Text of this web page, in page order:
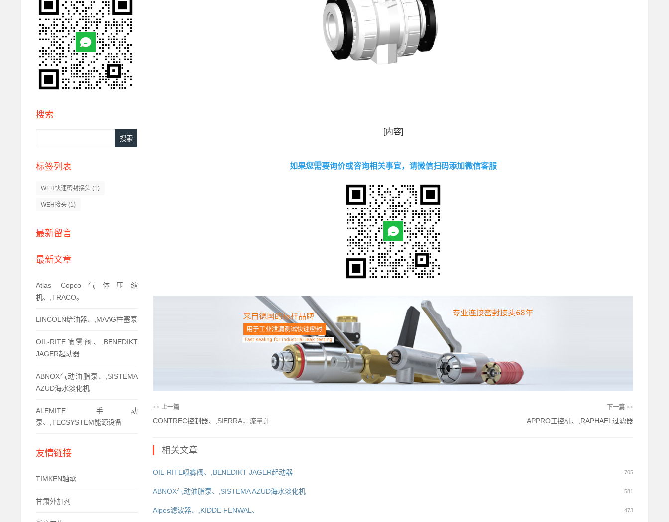
搜索
标签列表
WEH快速密封接头 (1)
WEH接头 (1)
最新留言
最新文章
Atlas Copco气体压缩
机、,TRACO。
LINCOLN给油器、,MAAG柱塞泵
OIL-RITE喷雾阀、,BENEDIKT
JAGER起动器
ABNOX气动油脂泵、,SISTEMA
AZUD海水淡化机
ALEMITE 手动
泵、,TECSYSTEM能源设备
友情链接
TIMKEN轴承
甘肃外加剂
[内容]
如果您需要询价或咨询相关事宜，请微信扫码添加微信客服
<< 上一篇
CONTREC控制器、,SIERRA，流量计
下一篇 >>
APPRO工控机、,RAPHAEL过滤器
相关文章
705
OIL-RITE喷雾阀、,BENEDIKT JAGER起动器
581
ABNOX气动油脂泵、,SISTEMA AZUD海水淡化机
473
Alpes滤波器、,KIDDE-FENWAL、